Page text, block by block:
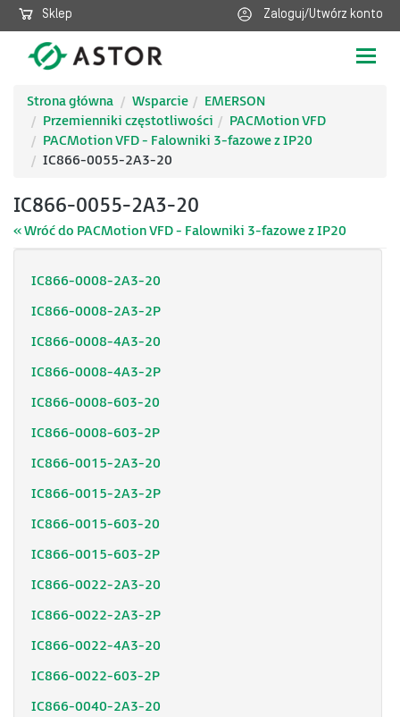
Sklep Zaloguj/Utwórz konto
Strona główna
Wsparcie
EMERSON
Przemienniki częstotliwości
PACMotion VFD
PACMotion VFD - Falowniki 3-fazowe z IP20
IC866-0055-2A3-20
IC866-0055-2A3-20
« Wróć do PACMotion VFD - Falowniki 3-fazowe z IP20
IC866-0008-2A3-20
IC866-0008-2A3-2P
IC866-0008-4A3-20
IC866-0008-4A3-2P
IC866-0008-603-20
IC866-0008-603-2P
IC866-0015-2A3-20
IC866-0015-2A3-2P
IC866-0015-603-20
IC866-0015-603-2P
IC866-0022-2A3-20
IC866-0022-2A3-2P
IC866-0022-4A3-20
IC866-0022-603-2P
IC866-0040-2A3-20